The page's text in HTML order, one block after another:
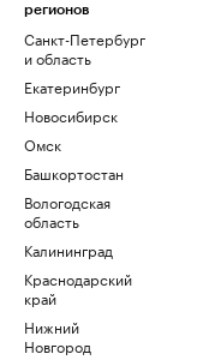
регионов
Санкт-Петербург
и область
Екатеринбург
Новосибирск
Омск
Башкортостан
Вологодская
область
Калининград
Краснодарский
край
Нижний
Новгород